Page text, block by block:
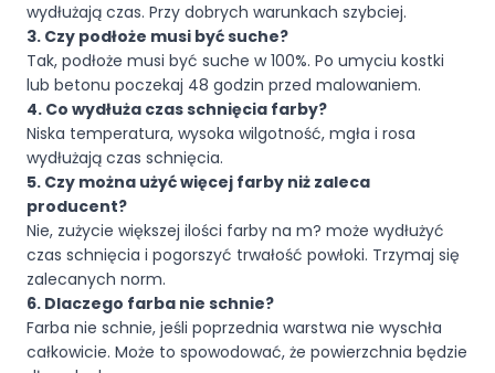
wydłużają czas. Przy dobrych warunkach szybciej.
3. Czy podłoże musi być suche?
Tak, podłoże musi być suche w 100%. Po umyciu kostki
lub betonu poczekaj 48 godzin przed malowaniem.
4. Co wydłuża czas schnięcia farby?
Niska temperatura, wysoka wilgotność, mgła i rosa
wydłużają czas schnięcia.
5. Czy można użyć więcej farby niż zaleca
producent?
Nie, zużycie większej ilości farby na m? może wydłużyć
czas schnięcia i pogorszyć trwałość powłoki. Trzymaj się
zalecanych norm.
6. Dlaczego farba nie schnie?
Farba nie schnie, jeśli poprzednia warstwa nie wyschła
całkowicie. Może to spowodować, że powierzchnia będzie